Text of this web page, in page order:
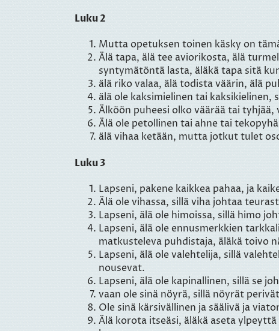
Luku 2
Mutta opetuksen toinen käsky on
Älä tapa, älä tee aviorikosta, älä
syntymätöntä lasta, äläkä tapa sitä
älä riko valaa, älä todista väärin, älä
älä ole kaksimielinen tai kaksikielinen,
Älköön puheesi olko väärää tai
Älä ole petollinen tai ahne tai
älä vihaa ketään, mutta jotkut tulet
Luku 3
Lapseni, pakene kaikkea pahaa, ja
Älä ole vihassa, sillä viha johtaa
Lapseni, älä ole himoissa, sillä himo
Lapseni, älä ole ennusmerkkien
matkusteleva puhdistaja, äläkä toivo
Lapseni, älä ole valehtelija, sillä
nousevat.
Lapseni, älä ole kapinallinen, sillä se
vaan ole sinä nöyrä, sillä nöyrät
Ole sinä kärsivällinen ja säälivä ja
Älä korota itseäsi, äläkä aseta